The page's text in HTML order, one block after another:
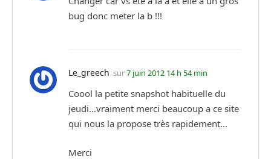
bug donc meter la b !!!
Le_greech sur7 juin 2012 14 h 54 min
Coool la petite snapshot habituelle du
jeudi…vraiment merci beaucoup a ce site
qui nous la propose très rapidement…
Merci